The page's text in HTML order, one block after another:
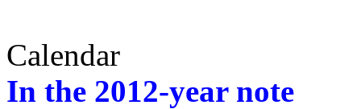
Calendar
In the 2012-year note